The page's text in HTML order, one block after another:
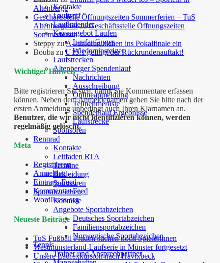
Kontakte
Lauftreff
Laufkalender
Kursangebot Laufen
Laufanfänger
Wiedereinsteiger
Laufstrecken
Altenberger Spendenlauf
Nachrichten
Ausschreibung
Onlineanmeldung
Teilnehmerliste
Spendenlauf Ergebnisse
Laufstrecke
Sponsoren
Rennrad
Kontakte
Leitfaden RTA
Termine
Bekleidung
Sponsoren
Sportabzeichen
Kontakte
Angebote Sportabzeichen
Deutsches Sportabzeichen
Familiensportabzeichen
Norwegische Sportabzeichen
Tennis
Trainer und Ansprechpartner
Altenberge
Geschäftsstelle Öffnungszeiten Sommerferien – TuS
Altenberge 09zuGeschäftsstelle Öffnungszeiten
Sommerferien
Steppy zuA-Junioren ziehen ins Pokalfinale ein
Bouba zuU15.1 gelingt der Rückrundenauftakt!
Wichtiger Hinweis
Bitte registrieren Sie sich, damit Sie Kommentare erfassen
können. Neben dem Anmeldenamen geben Sie bitte nach der
ersten Anmeldung unbedingt auch Ihren Klarnamen an.
Benutzer, die wir nicht identifizieren können, werden
regelmäßig gelöscht.
Meta
Registrieren
Anmelden
Eintrags-Feed
Kommentar-Feed
WordPress.org
Neueste Beiträge
TuS Fußball Frauen suchen noch Spielerinnen
Westmünsterland-Laufserie in Münster fortgesetzt
Unsere Laufexkursion nach Havixbeck